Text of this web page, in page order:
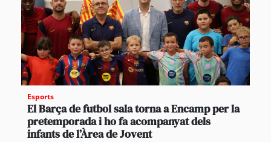
Esports
El Barça de futbol sala torna a Encamp per la
pretemporada i ho fa acompanyat dels
infants de l’Àrea de Jovent